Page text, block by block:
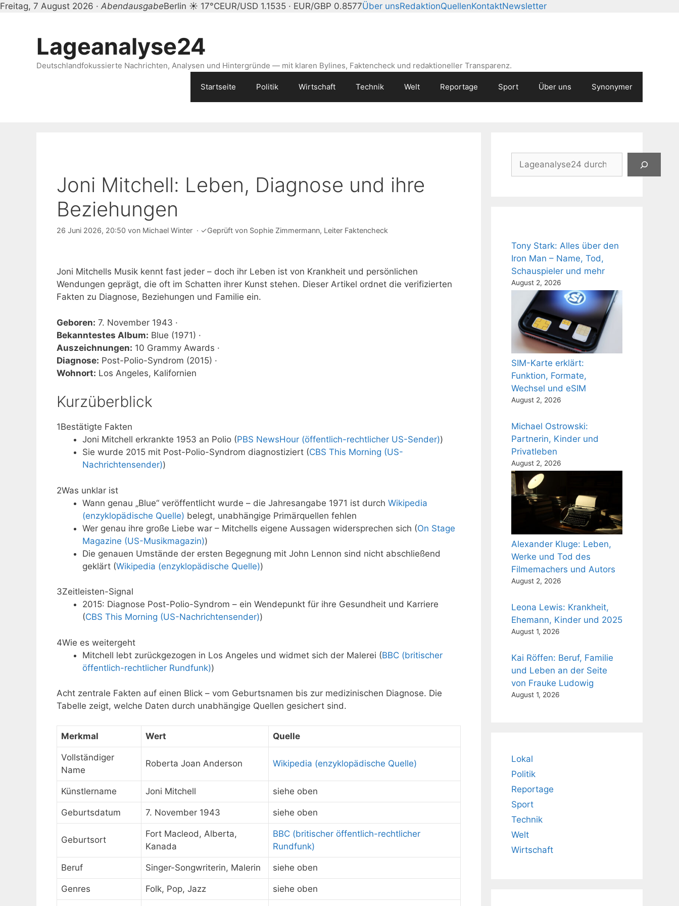
Freitag, 7 August 2026 · AbendausgabeBerlin ☀ 17°CEUR/USD 1.1535 · EUR/GBP 0.8577Über unsRedaktionQuellenKontaktNewsletter
Lageanalyse24
Deutschlandfokussierte Nachrichten, Analysen und Hintergründe — mit klaren Bylines, Faktencheck und redaktioneller Transparenz.
Startseite Politik Wirtschaft Technik Welt Reportage Sport Über uns Synonymer
Joni Mitchell: Leben, Diagnose und ihre
Beziehungen
26 Juni 2026, 20:50 von Michael Winter · ✓Geprüft von Sophie Zimmermann, Leiter Faktencheck
Joni Mitchells Musik kennt fast jeder – doch ihr Leben ist von Krankheit und persönlichen
Wendungen geprägt, die oft im Schatten ihrer Kunst stehen. Dieser Artikel ordnet die verifizierten
Fakten zu Diagnose, Beziehungen und Familie ein.
Geboren: 7. November 1943 ·
Bekanntestes Album: Blue (1971) ·
Auszeichnungen: 10 Grammy Awards ·
Diagnose: Post-Polio-Syndrom (2015) ·
Wohnort: Los Angeles, Kalifornien
Kurzüberblick
1Bestätigte Fakten
Joni Mitchell erkrankte 1953 an Polio (PBS NewsHour (öffentlich-rechtlicher US-Sender))
Sie wurde 2015 mit Post-Polio-Syndrom diagnostiziert (CBS This Morning (US-
Nachrichtensender))
2Was unklar ist
Wann genau „Blue“ veröffentlicht wurde – die Jahresangabe 1971 ist durch Wikipedia
(enzyklopädische Quelle) belegt, unabhängige Primärquellen fehlen
Wer genau ihre große Liebe war – Mitchells eigene Aussagen widersprechen sich (On Stage
Magazine (US-Musikmagazin))
Die genauen Umstände der ersten Begegnung mit John Lennon sind nicht abschließend
geklärt (Wikipedia (enzyklopädische Quelle))
3Zeitleisten-Signal
2015: Diagnose Post-Polio-Syndrom – ein Wendepunkt für ihre Gesundheit und Karriere
(CBS This Morning (US-Nachrichtensender))
4Wie es weitergeht
Mitchell lebt zurückgezogen in Los Angeles und widmet sich der Malerei (BBC (britischer
öffentlich-rechtlicher Rundfunk))
Acht zentrale Fakten auf einen Blick – vom Geburtsnamen bis zur medizinischen Diagnose. Die
Tabelle zeigt, welche Daten durch unabhängige Quellen gesichert sind.
Merkmal Wert Quelle
Vollständiger
Name
Roberta Joan Anderson Wikipedia (enzyklopädische Quelle)
Künstlername Joni Mitchell siehe oben
Geburtsdatum 7. November 1943 siehe oben
Geburtsort
Fort Macleod, Alberta,
Kanada
BBC (britischer öffentlich-rechtlicher
Rundfunk)
Beruf Singer-Songwriterin, Malerin siehe oben
Genres Folk, Pop, Jazz siehe oben
Suchen
Tony Stark: Alles über den
Iron Man – Name, Tod,
Schauspieler und mehr
August 2, 2026
SIM-Karte erklärt:
Funktion, Formate,
Wechsel und eSIM
August 2, 2026
Michael Ostrowski:
Partnerin, Kinder und
Privatleben
August 2, 2026
Alexander Kluge: Leben,
Werke und Tod des
Filmemachers und Autors
August 2, 2026
Leona Lewis: Krankheit,
Ehemann, Kinder und 2025
August 1, 2026
Kai Röffen: Beruf, Familie
und Leben an der Seite
von Frauke Ludowig
August 1, 2026
Lokal
Politik
Reportage
Sport
Technik
Welt
Wirtschaft